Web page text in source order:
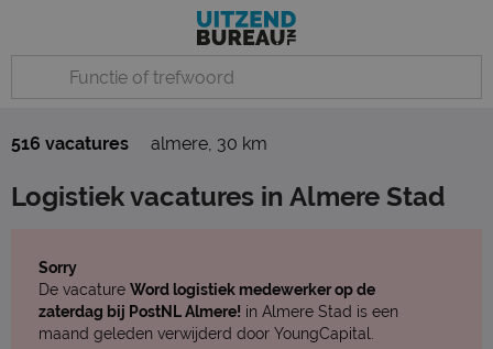
516 vacatures almere, 30 km
Logistiek vacatures in Almere Stad
Sorry
De vacature Word logistiek medewerker op de
zaterdag bij PostNL Almere! in Almere Stad is een
maand geleden verwijderd door YoungCapital.